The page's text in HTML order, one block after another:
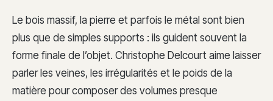
Le bois massif, la pierre et parfois le métal sont bien
plus que de simples supports : ils guident souvent la
forme finale de l’objet. Christophe Delcourt aime laisser
parler les veines, les irrégularités et le poids de la
matière pour composer des volumes presque